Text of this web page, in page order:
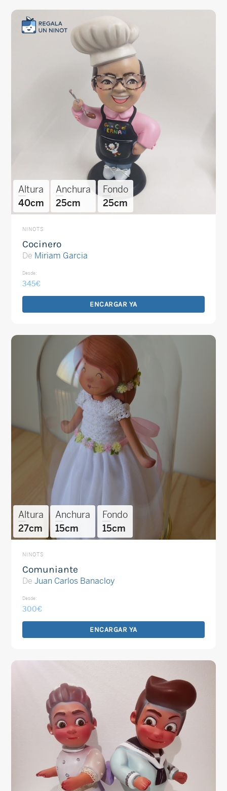
Altura
40cm
Anchura
25cm
Fondo
25cm
NINOTS
Cocinero
De Miriam Garcia
Desde:
345€
ENCARGAR YA
Altura
27cm
Anchura
15cm
Fondo
15cm
NINOTS
Comuniante
De Juan Carlos Banacloy
Desde:
300€
ENCARGAR YA